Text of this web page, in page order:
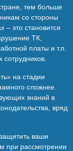
тем больше
со стороны
– это становится
ТК,
платы и т.п.
на стадии
сложнее.
знаний в
вряд
ваши
при рассмотрении